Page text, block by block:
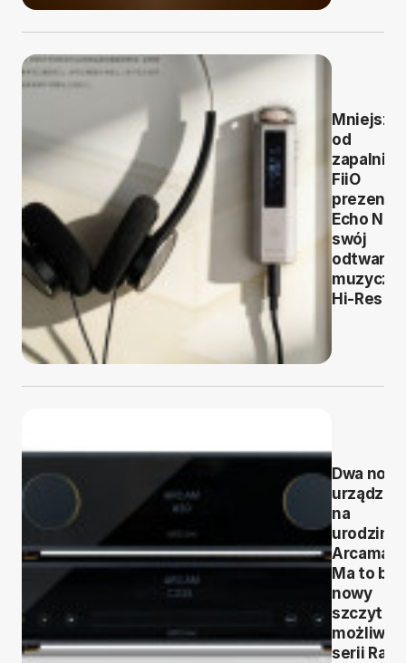
Mniejszy
od
FiiO
Echo
swój
Hi-Res
Dwa
na
urodziny
Arcama.
Ma to być
nowy
szczyt
serii